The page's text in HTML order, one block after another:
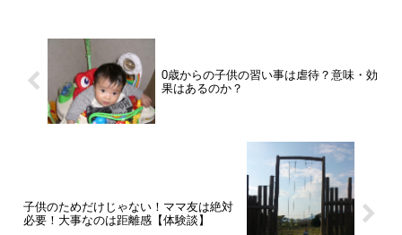
0歳からの子供の習い事は虐待？意味・効
果はあるのか？
子供のためだけじゃない！ママ友は絶対
必要！大事なのは距離感【体験談】